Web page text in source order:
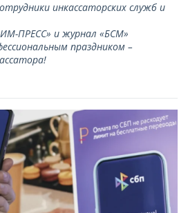
инкассаторских служб и
ПРЕСС» и журнал «БСМ»
праздником –